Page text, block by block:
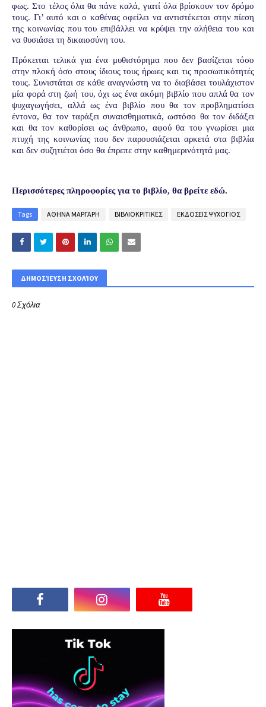
φως. Στο τέλος όλα θα πάνε καλά, γιατί όλα βρίσκουν τον δρόμο
τους. Γι’ αυτό και ο καθένας οφείλει να αντιστέκεται στην πίεση
της κοινωνίας που του επιβάλλει να κρύψει την αλήθεια του και
να θυσιάσει τη δικαιοσύνη του.
Πρόκειται τελικά για ένα μυθιστόρημα που δεν βασίζεται τόσο
στην πλοκή όσο στους ίδιους τους ήρωες και τις προσωπικότητές
τους. Συνιστάται σε κάθε αναγνώστη να το διαβάσει τουλάχιστον
μία φορά στη ζωή του, όχι ως ένα ακόμη βιβλίο που απλά θα τον
ψυχαγωγήσει, αλλά ως ένα βιβλίο που θα τον προβληματίσει
έντονα, θα τον ταράξει συναισθηματικά, ωστόσο θα τον διδάξει
και θα τον καθορίσει ως άνθρωπο, αφού θα του γνωρίσει μια
πτυχή της κοινωνίας που δεν παρουσιάζεται αρκετά στα βιβλία
και δεν συζητιέται όσο θα έπρεπε στην καθημερινότητά μας.
Περισσότερες πληροφορίες για το βιβλίο, θα βρείτε εδώ.
Tags ΑΘΗΝΑ ΜΑΡΓΑΡΗ ΒΙΒΛΙΟΚΡΙΤΙΚΕΣ ΕΚΔΟΣΕΙΣ ΨΥΧΟΓΙΟΣ
ΔΗΜΟΣΊΕΥΣΗ ΣΧΟΛΊΟΥ
0 Σχόλια